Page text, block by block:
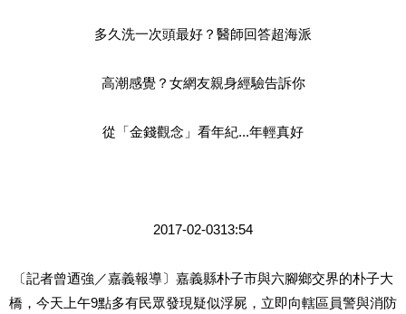
多久洗一次頭最好？醫師回答超海派
高潮感覺？女網友親身經驗告訴你
從「金錢觀念」看年紀...年輕真好
2017-02-0313:54
〔記者曾迺強／嘉義報導〕嘉義縣朴子市與六腳鄉交界的朴子大
橋，今天上午9點多有民眾發現疑似浮屍，立即向轄區員警與消防